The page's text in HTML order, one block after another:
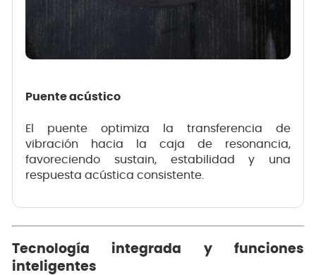
Puente acústico
El puente optimiza la transferencia de
vibración hacia la caja de resonancia,
favoreciendo sustain, estabilidad y una
respuesta acústica consistente.
Tecnología integrada y funciones
inteligentes